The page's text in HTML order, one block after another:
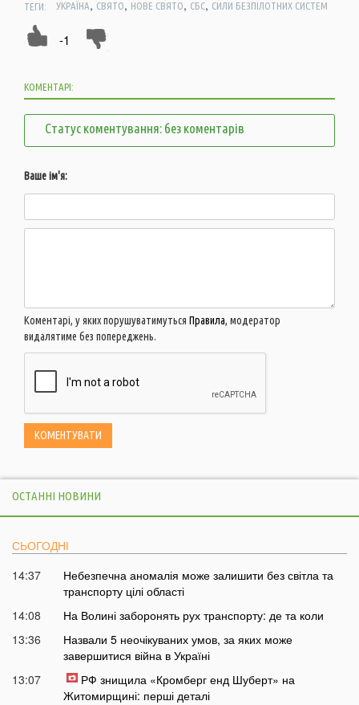
ТЕГИ: УКРАЇНА, СВЯТО, НОВЕ СВЯТО, СБС, СИЛИ БЕЗПІЛОТНИХ СИСТЕМ
-1
КОМЕНТАРІ:
Статус коментування: без коментарів
Ваше ім'я:
Коментарі, у яких порушуватимуться Правила, модератор
видалятиме без попереджень.
ОСТАННІ НОВИНИ
СЬОГОДНІ
14:37
Небезпечна аномалія може залишити без світла та
транспорту цілі області
14:08
На Волині заборонять рух транспорту: де та коли
13:36
Назвали 5 неочікуваних умов, за яких може
завершитися війна в Україні
13:07
РФ знищила «Кромберг енд Шуберт» на
Житомирщині: перші деталі